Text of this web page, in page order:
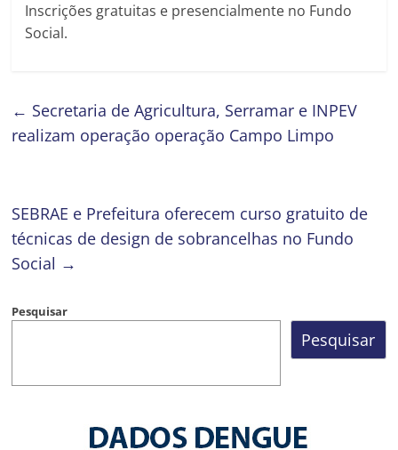
Inscrições gratuitas e presencialmente no Fundo
Social.
← Secretaria de Agricultura, Serramar e INPEV
realizam operação operação Campo Limpo
SEBRAE e Prefeitura oferecem curso gratuito de
técnicas de design de sobrancelhas no Fundo
Social →
Pesquisar
Pesquisar